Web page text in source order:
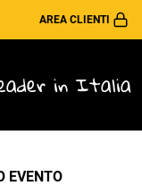
AREA CLIENTI
in Italia
EVENTO